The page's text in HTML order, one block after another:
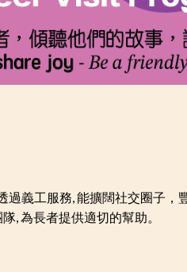
義工服務, 能擴闊社交圈子，
, 為長者提供適切的幫助。